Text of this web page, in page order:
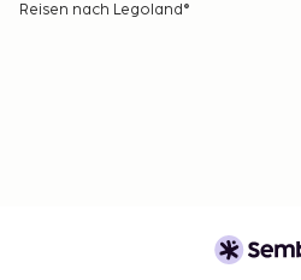
Reisen nach Legoland®